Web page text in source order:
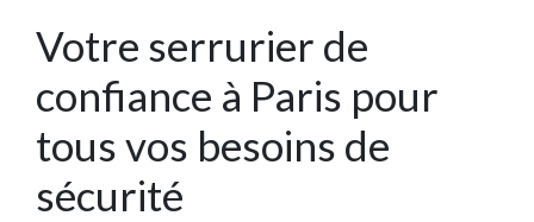
Votre serrurier de
confiance à Paris pour
tous vos besoins de
sécurité